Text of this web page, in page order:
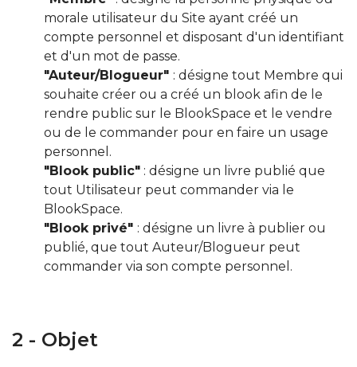
morale utilisateur du Site ayant créé un
compte personnel et disposant d'un identifiant
et d'un mot de passe.
"Auteur/Blogueur" : désigne tout Membre qui
souhaite créer ou a créé un blook afin de le
rendre public sur le BlookSpace et le vendre
ou de le commander pour en faire un usage
personnel.
"Blook public" : désigne un livre publié que
tout Utilisateur peut commander via le
BlookSpace.
"Blook privé" : désigne un livre à publier ou
publié, que tout Auteur/Blogueur peut
commander via son compte personnel.
2 - Objet